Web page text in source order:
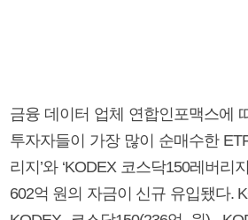
금융 데이터 업체 연합인포맥스에
투자자들이 가장 많이 순매수한
리지’와 ‘KODEX 코스닥150레버리
602억 원의 자금이 신규 유입됐다.